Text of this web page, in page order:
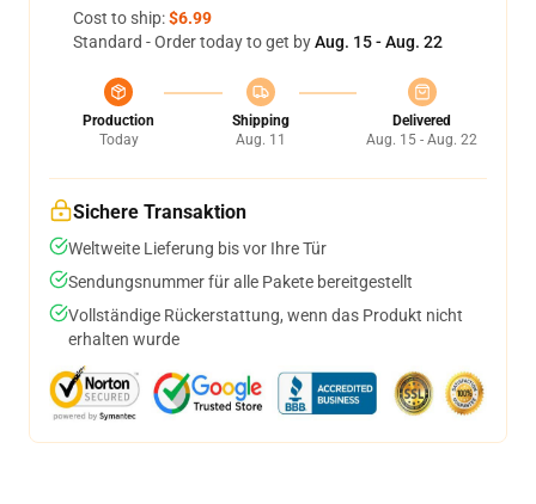
Cost to ship:$6.99
Standard - Order today to get byAug. 15 - Aug. 22
Production
Today
Shipping
Aug. 11
Delivered
Aug. 15 - Aug. 22
Sichere Transaktion
Weltweite Lieferung bis vor Ihre Tür
Sendungsnummer für alle Pakete bereitgestellt
Vollständige Rückerstattung, wenn das Produkt nicht
erhalten wurde